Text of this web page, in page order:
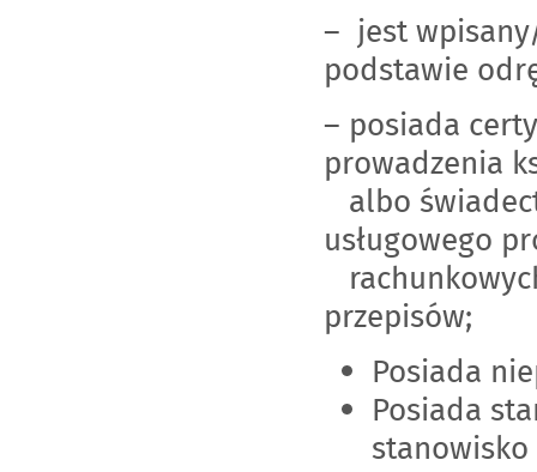
– jest
podstawie
– posiada
prowadzenia
albo
usługowego
przepisów;
Posiada
Posiada
stanowisko